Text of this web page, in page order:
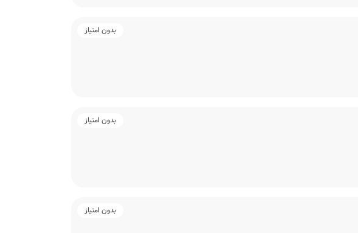
بدون امتیاز
بدون امتیاز
بدون امتیاز